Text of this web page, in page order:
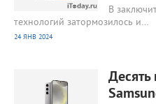
В
технологий затормозилось и…
24 ЯНВ 2024
Десять